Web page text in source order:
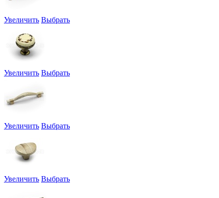
Увеличить Выбрать
Увеличить Выбрать
Увеличить Выбрать
Увеличить Выбрать